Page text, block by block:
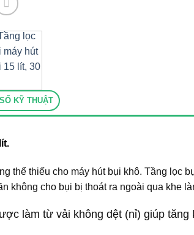
KỸ THUẬT
thể thiếu cho máy hút bụi khô. Tầng lọc
không cho bụi bị thoát ra ngoài qua khe
làm từ vải không dệt (nỉ) giúp